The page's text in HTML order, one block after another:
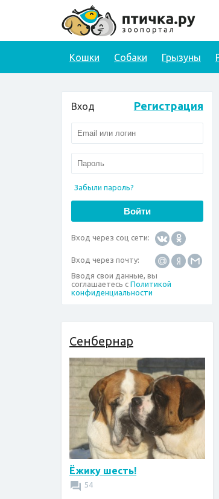
Кошки Собаки Грызуны
Вход Регистрация
Забыли пароль?
Вход через соц сети:
Вход через почту:
Вводя свои данные, вы
соглашаетесь с Политикой
конфиденциальности
Сенбернар
Ёжику шесть!
54